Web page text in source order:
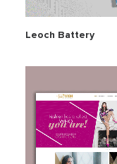
Leoch Battery